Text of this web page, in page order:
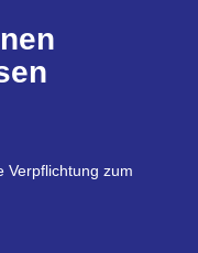
Verpflichtung zum